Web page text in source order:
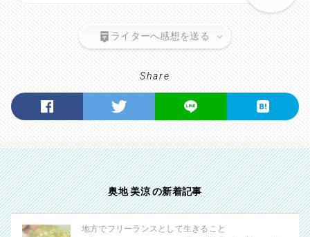
ライターへ感想を送る
Share
奥地 美涼 の新着記事
地方でフリーランスとして生きること